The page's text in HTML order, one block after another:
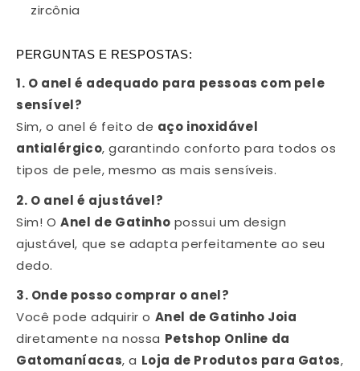
zircônia
PERGUNTAS E RESPOSTAS:
1. O anel é adequado para pessoas com pele
sensível?
Sim, o anel é feito de aço inoxidável
antialérgico, garantindo conforto para todos os
tipos de pele, mesmo as mais sensíveis.
2. O anel é ajustável?
Sim! OAnel de Gatinho possui um design
ajustável, que se adapta perfeitamente ao seu
dedo.
3. Onde posso comprar o anel?
Você pode adquirir o Anel de Gatinho Joia
diretamente na nossa Petshop Online da
Gatomaníacas, a Loja de Produtos para Gatos,